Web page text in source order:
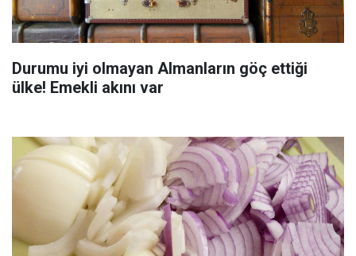
Durumu iyi olmayan Almanların göç ettiği
ülke! Emekli akını var